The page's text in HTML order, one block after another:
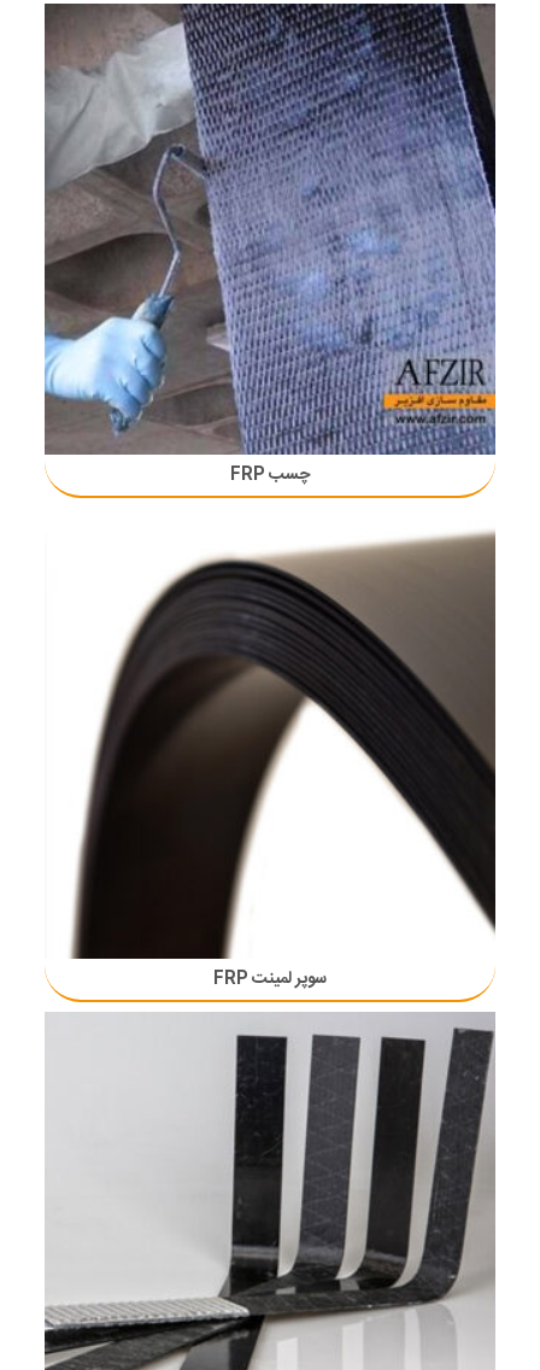
چسب FRP
سوپر لمینت FRP